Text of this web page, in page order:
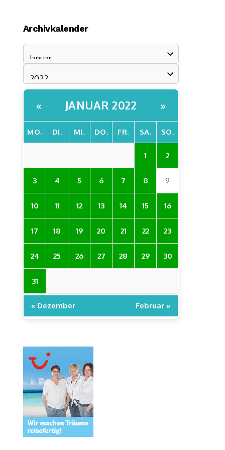
Archivkalender
« JANUAR 2022 »
MO. DI. MI. DO. FR. SA. SO.
1 2
3 4 5 6 7 8 9
10 11 12 13 14 15 16
17 18 19 20 21 22 23
24 25 26 27 28 29 30
31
« Dezember Februar »